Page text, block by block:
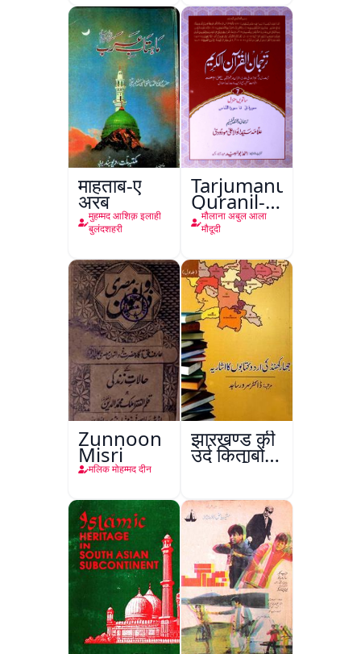
माहताब-ए
अरब
मुहम्मद आशिक़ इलाही
बुलंदशहरी
Tarjumanul-
Quranil-
Kareem
मौलाना अबुल आला
मौदूदी
Zunnoon
Misri
मलिक मोहम्मद दीन
झारखण्ड की
उर्दू किताबों
का इशारिया